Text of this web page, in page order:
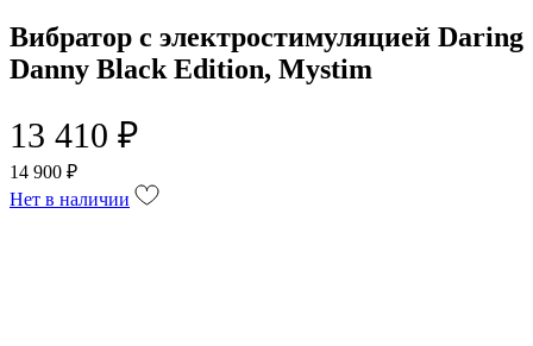
Вибратор c электростимуляцией Daring
Danny Black Edition, Mystim
13 410 ₽
14 900 ₽
Нет в наличии